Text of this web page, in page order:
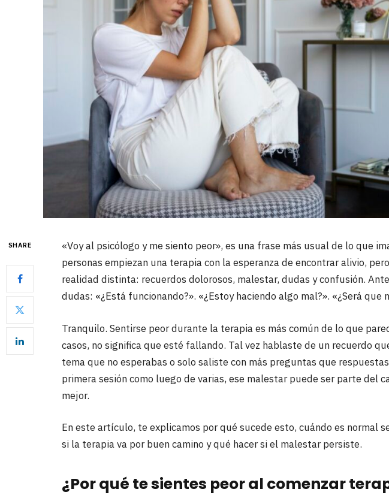
SHARE
«Voy al psicólogo y me siento peor», es una frase más usual de lo que
personas empiezan una terapia con la esperanza de encontrar alivio,
realidad distinta: recuerdos dolorosos, malestar, dudas y confusión.
dudas: «¿Está funcionando?». «¿Estoy haciendo algo mal?». «¿Será que
Tranquilo. Sentirse peor durante la terapia es más común de lo que
casos, no significa que esté fallando. Tal vez hablaste de un recuerdo
tema que no esperabas o solo saliste con más preguntas que
primera sesión como luego de varias, ese malestar puede ser parte del
mejor.
En este artículo, te explicamos por qué sucede esto, cuándo es normal
si la terapia va por buen camino y qué hacer si el malestar persiste.
¿Por qué te sientes peor al comenzar